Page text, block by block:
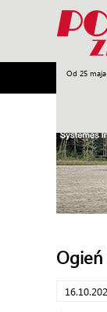
Od 25
Armia
Ogień